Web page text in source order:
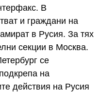
В
и граждани на
в Русия. За тях
секции в Москва.
се
на
действия на Русия